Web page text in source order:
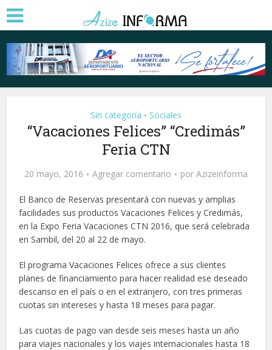
Sin categoría • Sociales
“Vacaciones Felices” “Credimás”
Feria CTN
20 mayo, 2016 Agregar comentario por Azizeinforma
El Banco de Reservas presentará con nuevas y amplias
facilidades sus productos Vacaciones Felices y Credimás,
en la Expo Feria Vacaciones CTN 2016, que será celebrada
en Sambil, del 20 al 22 de mayo.
El programa Vacaciones Felices ofrece a sus clientes
planes de financiamiento para hacer realidad ese deseado
descanso en el país o en el extranjero, con tres primeras
cuotas sin intereses y hasta 18 meses para pagar.
Las cuotas de pago van desde seis meses hasta un año
para viajes nacionales y los viajes internacionales hasta 18